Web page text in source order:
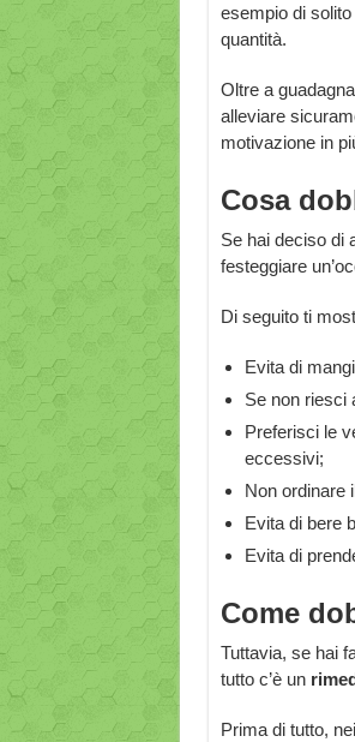
esempio di
quantità.
Oltre a
alleviare
motivazione in
Cosa
Se hai deciso di
festeggiare
Di seguito ti
Evita di
Se non riesci
Preferisci le
eccessivi;
Non ordinare
Evita di bere
Evita di
Come
Tuttavia, se hai
tutto c’è un
Prima di tutto,